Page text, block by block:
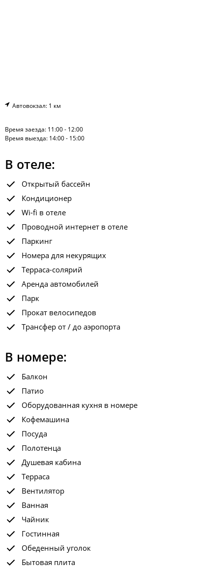
Автовокзал: 1 км
Время заезда: 11:00 - 12:00
Время выезда: 14:00 - 15:00
В отеле:
Открытый бассейн
Кондиционер
Wi-fi в отеле
Проводной интернет в отеле
Паркинг
Номера для некурящих
Терраса-солярий
Аренда автомобилей
Парк
Прокат велосипедов
Трансфер от / до аэропорта
В номере:
Балкон
Патио
Оборудованная кухня в номере
Кофемашина
Посуда
Полотенца
Душевая кабина
Терраса
Вентилятор
Ванная
Чайник
Гостинная
Обеденный уголок
Бытовая плита